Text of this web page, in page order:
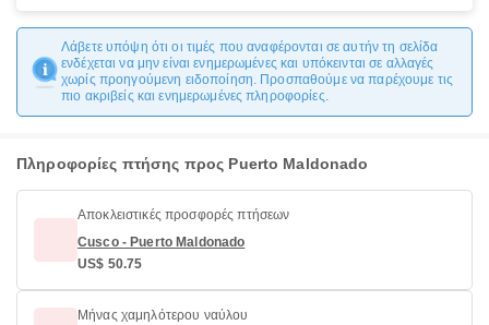
Λάβετε υπόψη ότι οι τιμές που αναφέρονται σε αυτήν τη σελίδα
ενδέχεται να μην είναι ενημερωμένες και υπόκεινται σε αλλαγές
χωρίς προηγούμενη ειδοποίηση. Προσπαθούμε να παρέχουμε τις
πιο ακριβείς και ενημερωμένες πληροφορίες.
Πληροφορίες πτήσης προς Puerto Maldonado
Αποκλειστικές προσφορές πτήσεων
Cusco - Puerto Maldonado
US$ 50.75
Μήνας χαμηλότερου ναύλου